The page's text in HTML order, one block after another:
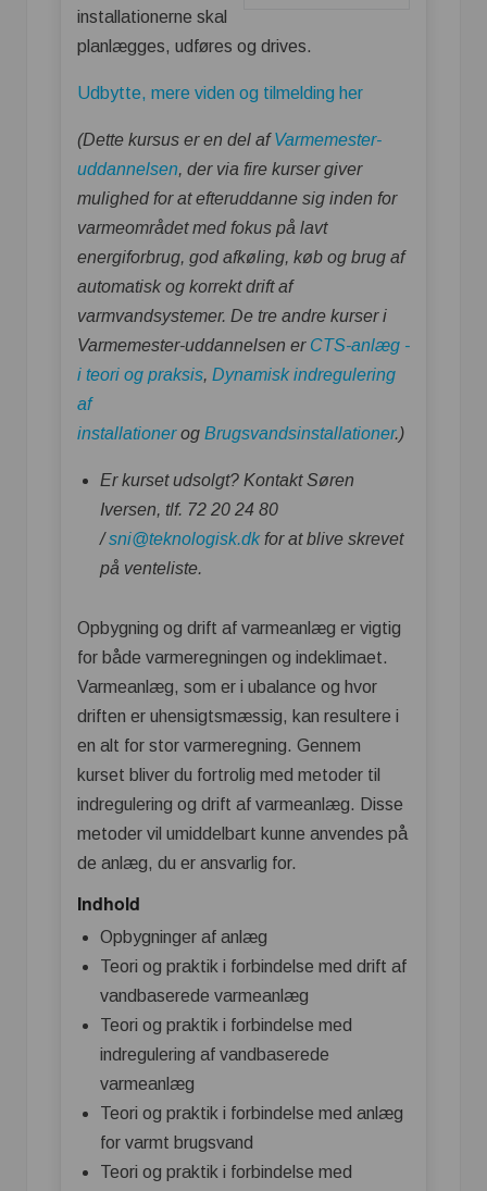
installationerne skal
planlægges, udføres og drives.
Udbytte, mere viden og tilmelding her
(Dette kursus er en del afVarmemester-
uddannelsen, der via fire kurser giver
mulighed for at efteruddanne sig inden for
varmeområdet med fokus på lavt
energiforbrug, god afkøling, køb og brug af
automatisk og korrekt drift af
varmvandsystemer. De tre andre kurser i
Varmemester-uddannelsen er CTS-anlæg -
i teori og praksis, Dynamisk indregulering
af
installationerog Brugsvandsinstallationer.)
Er kurset udsolgt? Kontakt Søren
Iversen, tlf. 72 20 24 80
/sni@teknologisk.dkfor at blive skrevet
på venteliste.
Opbygning og drift af varmeanlæg er vigtig
for både varmeregningen og indeklimaet.
Varmeanlæg, som er i ubalance og hvor
driften er uhensigtsmæssig, kan resultere i
en alt for stor varmeregning. Gennem
kurset bliver du fortrolig med metoder til
indregulering og drift af varmeanlæg. Disse
metoder vil umiddelbart kunne anvendes på
de anlæg, du er ansvarlig for.
Indhold
Opbygninger af anlæg
Teori og praktik i forbindelse med drift af
vandbaserede varmeanlæg
Teori og praktik i forbindelse med
indregulering af vandbaserede
varmeanlæg
Teori og praktik i forbindelse med anlæg
for varmt brugsvand
Teori og praktik i forbindelse med